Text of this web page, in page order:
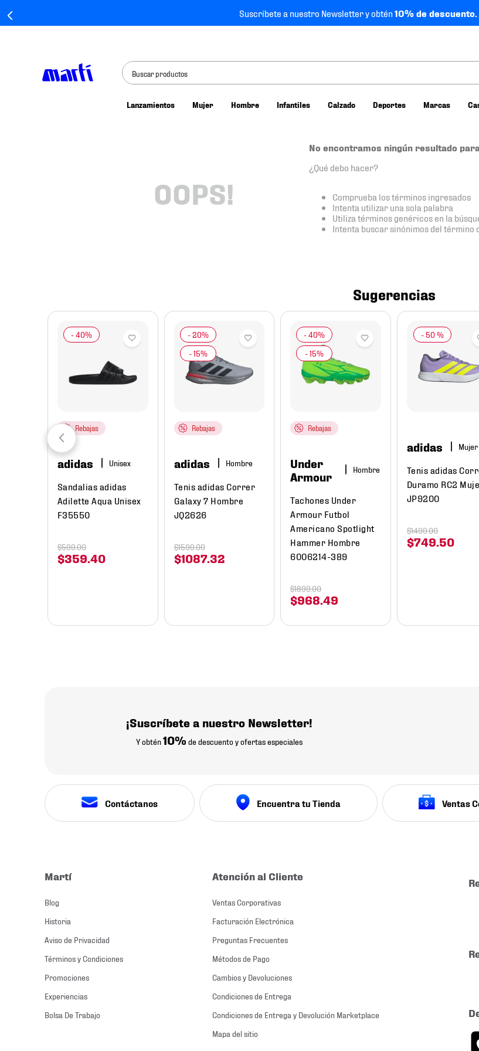
Suscríbete a nuestro Newsletter y obtén10% de descuento.
Buscar productos
Lanzamientos Mujer Hombre Infantiles Calzado Deportes Marcas
OOPS!
No encontramos ningún resultado
¿Qué debo hacer?
Comprueba los términos ingresados
Intenta utilizar una sola palabra
Utiliza términos genéricos en la
Intenta buscar sinónimos del término
Sugerencias
Rebajas
adidas
Sandalias adidas
Adilette Aqua Unisex
F35550
$359 40
$599.00
Rebajas
adidas Hombre
Tenis adidas Correr
Galaxy 7 Hombre
JQ2626
$1087. 32
$1599.00
Rebajas
Under
Armour
Hombre
Tachones Under
Armour Futbol
Americano Spotlight
Hammer Hombre
6006214-389
$968 .49
$1899.00
- 50 %
adidas Mujer
Tenis adidas
Duramo RC2
JP9200
$749 50
$1499.00
¡Suscríbete a nuestro Newsletter!
Y obtén10% de descuento y ofertas especiales
Contáctanos Encuentra tu Tienda Ventas
Martí
Blog
Historia
Aviso de Privacidad
Términos y Condiciones
Promociones
Experiencias
Bolsa De Trabajo
Atención al Cliente
Ventas Corporativas
Facturación Electrónica
Preguntas Frecuentes
Métodos de Pago
Cambios y Devoluciones
Condiciones de Entrega
Condiciones de Entrega y Devolución Marketplace
Mapa del sitio
tenis nike